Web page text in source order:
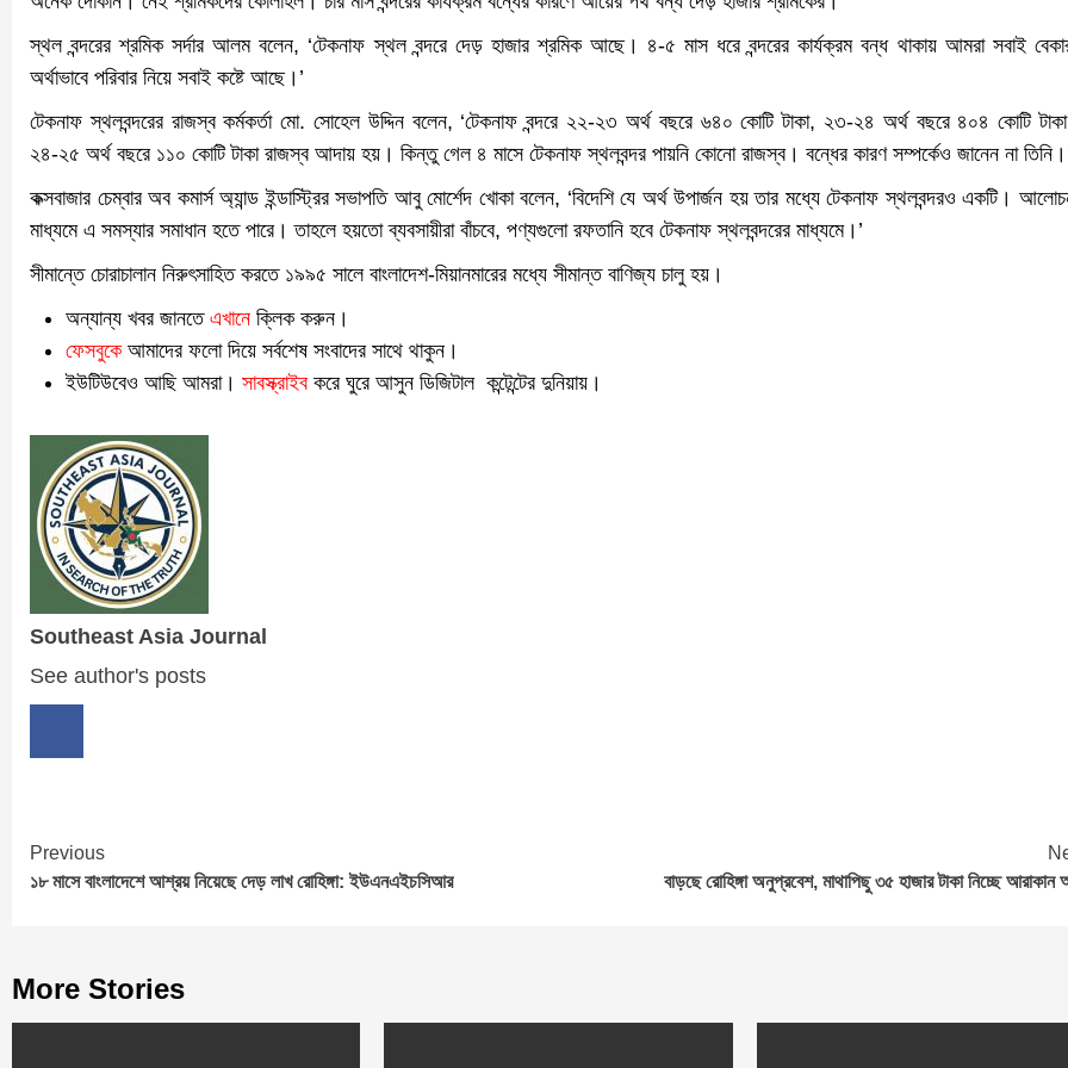
স্থল বন্দরের শ্রমিক সর্দার আলম বলেন, ‘টেকনাফ স্থল বন্দরে দেড় হাজার শ্রমিক আছে। ৪-৫ মাস ধরে বন্দরের কার্যক্রম বন্ধ থাকায় আমরা সবাই
অর্থাভাবে পরিবার নিয়ে সবাই কষ্টে আছে।’
টেকনাফ স্থলবন্দরের রাজস্ব কর্মকর্তা মো. সোহেল উদ্দিন বলেন, ‘টেকনাফ বন্দরে ২২-২৩ অর্থ বছরে ৬৪০ কোটি টাকা, ২৩-২৪ অর্থ বছরে ৪০৪ কোটি
২৪-২৫ অর্থ বছরে ১১০ কোটি টাকা রাজস্ব আদায় হয়। কিন্তু গেল ৪ মাসে টেকনাফ স্থলবন্দর পায়নি কোনো রাজস্ব। বন্ধের কারণ সম্পর্কেও জানেন না
কক্সবাজার চেম্বার অব কমার্স অ্যান্ড ইন্ডাস্ট্রির সভাপতি আবু মোর্শেদ খোকা বলেন, ‘বিদেশি যে অর্থ উপার্জন হয় তার মধ্যে টেকনাফ স্থলবন্দরও একটি।
মাধ্যমে এ সমস্যার সমাধান হতে পারে। তাহলে হয়তো ব্যবসায়ীরা বাঁচবে, পণ্যগুলো রফতানি হবে টেকনাফ স্থলবন্দরের মাধ্যমে।’
সীমান্তে চোরাচালান নিরুৎসাহিত করতে ১৯৯৫ সালে বাংলাদেশ-মিয়ানমারের মধ্যে সীমান্ত বাণিজ্য চালু হয়।
অন্যান্য খবর জানতে এখানে ক্লিক করুন।
ফেসবুকেআমাদের ফলো দিয়ে সর্বশেষ সংবাদের সাথে থাকুন।
ইউটিউবেও আছি আমরা। সাবস্ক্রাইব করে ঘুরে আসুন ডিজিটাল কন্টেন্টের দুনিয়ায়।
Southeast Asia Journal
See author's posts
Continue
Reading
Previous
১৮ মাসে বাংলাদেশে আশ্রয় নিয়েছে দেড় লাখ রোহিঙ্গা: ইউএনএইচসিআর
বাড়ছে রোহিঙ্গা অনুপ্রবেশ, মাথাপিছু ৩৫ হাজার টাকা নিচ্ছে আরাকান
More Stories